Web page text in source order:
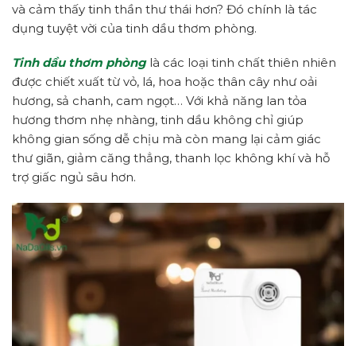
và cảm thấy tinh thần thư thái hơn? Đó chính là tác
dụng tuyệt vời của tinh dầu thơm phòng.
Tinh dầu thơm phònglà các loại tinh chất thiên nhiên
được chiết xuất từ vỏ, lá, hoa hoặc thân cây như oải
hương, sả chanh, cam ngọt… Với khả năng lan tỏa
hương thơm nhẹ nhàng, tinh dầu không chỉ giúp
không gian sống dễ chịu mà còn mang lại cảm giác
thư giãn, giảm căng thẳng, thanh lọc không khí và hỗ
trợ giấc ngủ sâu hơn.